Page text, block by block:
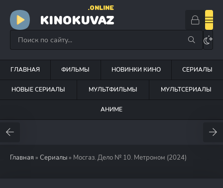
KINOKUVAZ
.ONLINE
ГЛАВНАЯ ФИЛЬМЫ НОВИНКИ КИНО СЕРИАЛЫ
НОВЫЕ СЕРИАЛЫ МУЛЬТФИЛЬМЫ МУЛЬТСЕРИАЛЫ
АНИМЕ
Главная » Сериалы » Мосгаз. Дело № 10. Метроном (2024)